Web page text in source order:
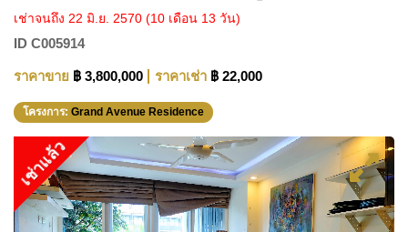
เช่าจนถึง 22 มิ.ย. 2570 (10 เดือน 13 วัน)
ID C005914
ราคาขาย ฿ 3,800,000 ราคาเช่า ฿ 22,000
โครงการ: Grand Avenue Residence
เช่าแล้ว